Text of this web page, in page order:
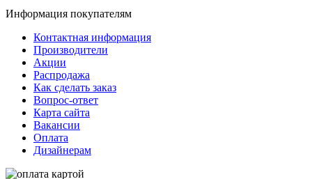
Информация покупателям
Контактная информация
Производители
Акции
Распродажа
Как сделать заказ
Вопрос-ответ
Карта сайта
Вакансии
Оплата
Дизайнерам